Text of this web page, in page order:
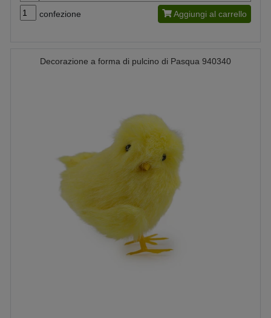
confezione Aggiungi al carrello
Decorazione a forma di pulcino di Pasqua 940340